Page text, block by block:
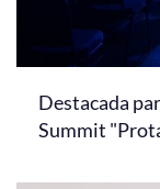
Destacada
Summit